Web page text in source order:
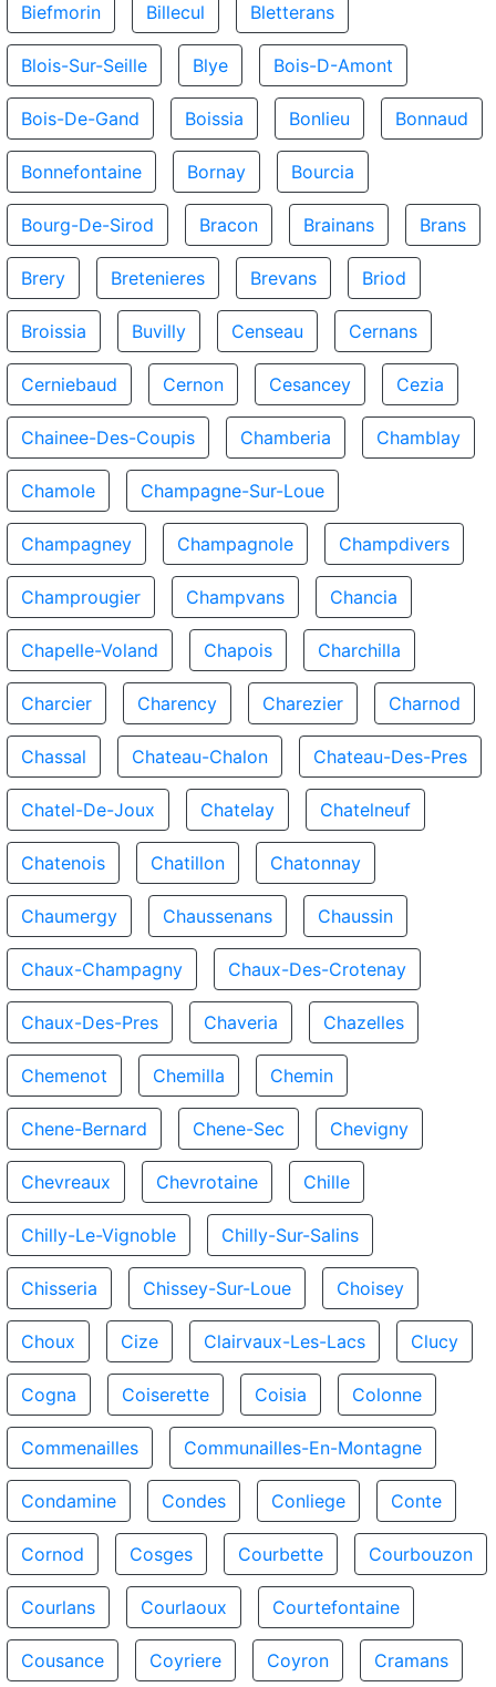
Biefmorin Billecul Bletterans
Blois-Sur-Seille Blye Bois-D-Amont
Bois-De-Gand Boissia Bonlieu Bonnaud
Bonnefontaine Bornay Bourcia
Bourg-De-Sirod Bracon Brainans Brans
Brery Bretenieres Brevans Briod
Broissia Buvilly Censeau Cernans
Cerniebaud Cernon Cesancey Cezia
Chainee-Des-Coupis Chamberia Chamblay
Chamole Champagne-Sur-Loue
Champagney Champagnole Champdivers
Champrougier Champvans Chancia
Chapelle-Voland Chapois Charchilla
Charcier Charency Charezier Charnod
Chassal Chateau-Chalon Chateau-Des-Pres
Chatel-De-Joux Chatelay Chatelneuf
Chatenois Chatillon Chatonnay
Chaumergy Chaussenans Chaussin
Chaux-Champagny Chaux-Des-Crotenay
Chaux-Des-Pres Chaveria Chazelles
Chemenot Chemilla Chemin
Chene-Bernard Chene-Sec Chevigny
Chevreaux Chevrotaine Chille
Chilly-Le-Vignoble Chilly-Sur-Salins
Chisseria Chissey-Sur-Loue Choisey
Choux Cize Clairvaux-Les-Lacs Clucy
Cogna Coiserette Coisia Colonne
Commenailles Communailles-En-Montagne
Condamine Condes Conliege Conte
Cornod Cosges Courbette Courbouzon
Courlans Courlaoux Courtefontaine
Cousance Coyriere Coyron Cramans